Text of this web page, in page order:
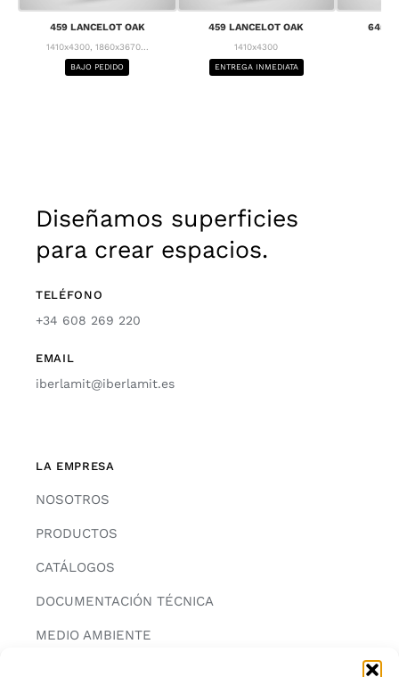
459 LANCELOT OAK
1410x4300, 1860x3670...
BAJO PEDIDO
459 LANCELOT OAK
1410x4300
ENTREGA INMEDIATA
645
Diseñamos superficies
para crear espacios.
TELÉFONO
+34 608 269 220
EMAIL
iberlamit@iberlamit.es
LA EMPRESA
NOSOTROS
PRODUCTOS
CATÁLOGOS
DOCUMENTACIÓN TÉCNICA
MEDIO AMBIENTE